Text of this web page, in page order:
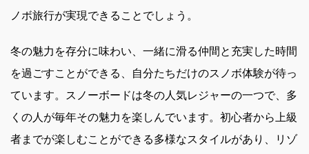
ノボ旅行が実現できることでしょう。
冬の魅力を存分に味わい、一緒に滑る仲間と充実した時間
を過ごすことができる、自分たちだけのスノボ体験が待っ
ています。スノーボードは冬の人気レジャーの一つで、多
くの人が毎年その魅力を楽しんでいます。初心者から上級
者までが楽しむことができる多様なスタイルがあり、リゾ